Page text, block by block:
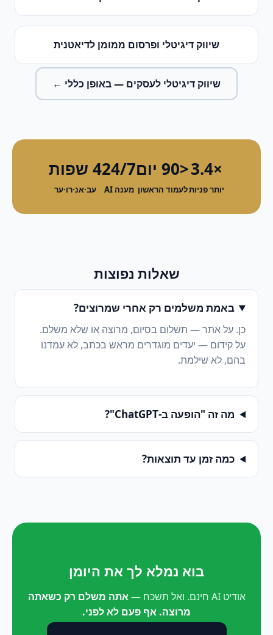
שיווק דיגיטלי ופרסום ממומן לדיאטנית
שיווק דיגיטלי לעסקים — באופן כללי ←
×3.4
יותר פניות
<90 יום
לעמוד הראשון
24/7
מענה AI
4 שפות
עב·אנ·רו·ער
שאלות נפוצות
באמת משלמים רק אחרי שמרוצים?
כן. על אתר — תשלום בסיום, מרוצה או שלא משלם.
על קידום — יעדים מוגדרים מראש בכתב, לא עמדנו
בהם, לא שילמת.
מה זה "הופעה ב-ChatGPT"?
כמה זמן עד תוצאות?
בוא נמלא לך את היומן
אודיט AI חינם. ואל תשכח —
אתה משלם רק כשאתה
מרוצה. אף פעם לא לפני.